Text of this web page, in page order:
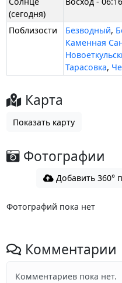
(сегодня)
Поблизости Безводный,
Каменная
Тарасовка,
Карта
Показать карту
Фотографии
Добавить 360°
Фотографий пока нет
Комментарии
Комментариев пока нет.